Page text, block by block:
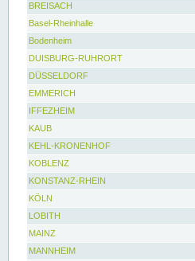
BREISACH
Basel-Rheinhalle
Bodenheim
DUISBURG-RUHRORT
DÜSSELDORF
EMMERICH
IFFEZHEIM
KAUB
KEHL-KRONENHOF
KOBLENZ
KONSTANZ-RHEIN
KÖLN
LOBITH
MAINZ
MANNHEIM